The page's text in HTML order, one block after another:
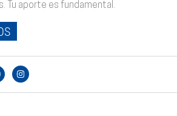
Tu aporte es fundamental.